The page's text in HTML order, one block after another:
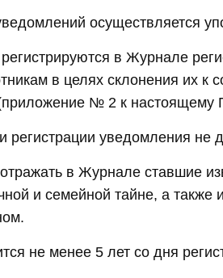
осуществляется
в Журнале
в целях склонения их к
№ 2 к настоящему
регистрации уведомления не
в Журнале ставшие
и семейной тайне, а
не менее 5 лет со дня